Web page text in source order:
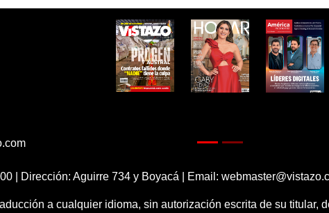
| Dirección: Aguirre 734 y Boyacá | Email:
a cualquier idioma, sin autorización escrita de su titular,